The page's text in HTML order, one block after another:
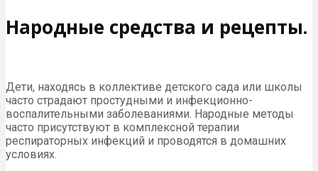
Народные средства и рецепты.
Дети, находясь в коллективе детского сада или школы
часто страдают простудными и инфекционно-
воспалительными заболеваниями. Народные методы
часто присутствуют в комплексной терапии
респираторных инфекций и проводятся в домашних
условиях.